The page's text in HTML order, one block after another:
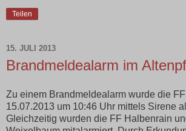
Teilen
15. JULI 2013
Brandmeldealarm im
Zu einem Brandmeldealarm wurde die
15.07.2013 um 10:46 Uhr mittels Sirene
Gleichzeitig wurden die FF Halbenrain